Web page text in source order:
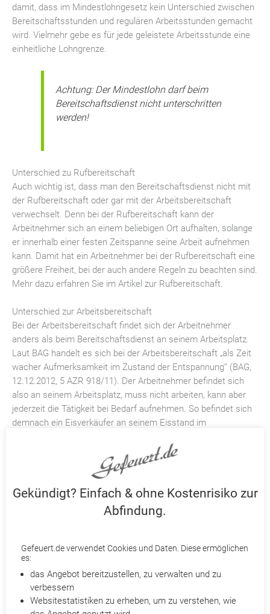
damit, dass im Mindestlohngesetz kein Unterschied zwischen
Bereitschaftsstunden und regulären Arbeitsstunden gemacht
wird. Vielmehr gebe es für jede geleistete Arbeitsstunde eine
einheitliche Lohngrenze.
Achtung: Der Mindestlohn darf beim
Bereitschaftsdienst nicht unterschritten
werden!
Unterschied zu Rufbereitschaft
Auch wichtig ist, dass man den Bereitschaftsdienst nicht mit
der Rufbereitschaft oder gar mit der Arbeitsbereitschaft
verwechselt. Denn bei der Rufbereitschaft kann der
Arbeitnehmer sich an einem beliebigen Ort aufhalten, solange
er innerhalb einer festen Zeitspanne seine Arbeit aufnehmen
kann. Damit hat ein Arbeitnehmer bei der Rufbereitschaft eine
größere Freiheit, bei der auch andere Regeln zu beachten sind.
Mehr dazu erfahren Sie im Artikel zur Rufbereitschaft.
Unterschied zur Arbeitsbereitschaft
Bei der Arbeitsbereitschaft findet sich der Arbeitnehmer
anders als beim Bereitschaftsdienst an seinem Arbeitsplatz.
Laut BAG handelt es sich bei der Arbeitsbereitschaft „als Zeit
wacher Aufmerksamkeit im Zustand der Entspannung” (BAG,
12.12.2012, 5 AZR 918/11). Der Arbeitnehmer befindet sich
also an seinem Arbeitsplatz, muss nicht arbeiten, kann aber
jederzeit die Tätigkeit bei Bedarf aufnehmen. So befindet sich
demnach ein Eisverkäufer an seinem Eisstand im
Eis kauft. Mehr über die Arbeitsbereitschaft finden Sie hier.
Gefeuert.de macht sich für Ihre Abfindung stark!
Ihnen wurde gekündigt? Holen Sie ohne Kostenrisiko das
Bestmögliche mit
Abfindung, Kündigungsrücknahme, Terminverschiebung oder
Wandlung einer außerordentlichen
ordentliche möglich. Qualifizierte Partneranwälte prüfen
Gekündigt? Einfach & ohne Kostenrisiko zur
Abfindung.
Gefeuert.de verwendet Cookies und Daten. Diese ermöglichen
es:
das Angebot bereitzustellen, zu verwalten und zu
verbessern
Websitestatistiken zu erheben, um zu verstehen, wie